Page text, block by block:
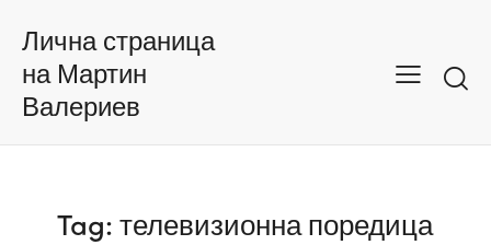
Лична страница
на Мартин
Валериев
Tag: телевизионна поредица